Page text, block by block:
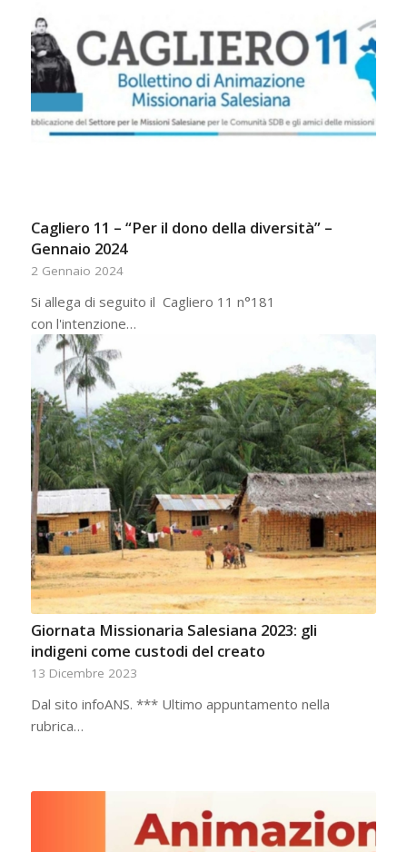
Cagliero 11 – “Per il dono della diversità” –
Gennaio 2024
2 Gennaio 2024
Si allega di seguito il Cagliero 11 n°181
con l'intenzione…
Giornata Missionaria Salesiana 2023: gli
indigeni come custodi del creato
13 Dicembre 2023
Dal sito infoANS. *** Ultimo appuntamento nella
rubrica…